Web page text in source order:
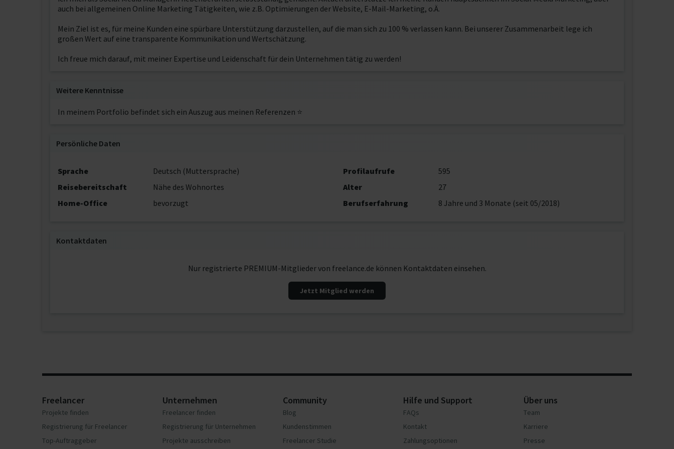
auch bei allgemeinen Online Marketing Tätigkeiten, wie z.B. Optimierungen der Website, E-Mail-Marketing, o.Ä.
Mein Ziel ist es, für meine Kunden eine spürbare Unterstützung darzustellen, auf die man sich zu 100 % verlassen kann. Bei unserer Zusammenarbeit lege ich
großen Wert auf eine transparente Kommunikation und Wertschätzung.
Ich freue mich darauf, mit meiner Expertise und Leidenschaft für dein Unternehmen tätig zu werden!
Weitere Kenntnisse
In meinem Portfolio befindet sich ein Auszug aus meinen Referenzen ⭐️
Persönliche Daten
Sprache
Deutsch (Muttersprache)
Reisebereitschaft
Nähe des Wohnortes
Home-Office
bevorzugt
Profilaufrufe
595
Alter
27
Berufserfahrung
8 Jahre und 3 Monate (seit 05/2018)
Kontaktdaten
Nur registrierte PREMIUM-Mitglieder von freelance.de können Kontaktdaten einsehen.
Jetzt Mitglied werden
Freelancer
Projekte finden
Registrierung für Freelancer
Top-Auftraggeber
Unternehmen
Freelancer finden
Registrierung für Unternehmen
Projekte ausschreiben
Community
Blog
Kundenstimmen
Freelancer Studie
Hilfe und Support
FAQs
Kontakt
Zahlungsoptionen
Über uns
Team
Karriere
Presse